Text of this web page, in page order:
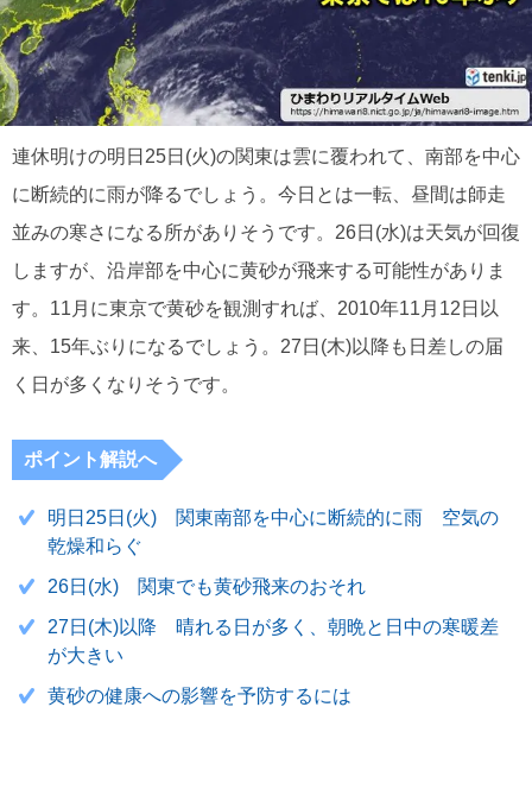
連休明けの明日25日(火)の関東は雲に覆われて、南部を中心
に断続的に雨が降るでしょう。今日とは一転、昼間は師走
並みの寒さになる所がありそうです。26日(水)は天気が回復
しますが、沿岸部を中心に黄砂が飛来する可能性がありま
す。11月に東京で黄砂を観測すれば、2010年11月12日以
来、15年ぶりになるでしょう。27日(木)以降も日差しの届
く日が多くなりそうです。
ポイント解説へ
明日25日(火) 関東南部を中心に断続的に雨 空気の
乾燥和らぐ
26日(水) 関東でも黄砂飛来のおそれ
27日(木)以降 晴れる日が多く、朝晩と日中の寒暖差
が大きい
黄砂の健康への影響を予防するには